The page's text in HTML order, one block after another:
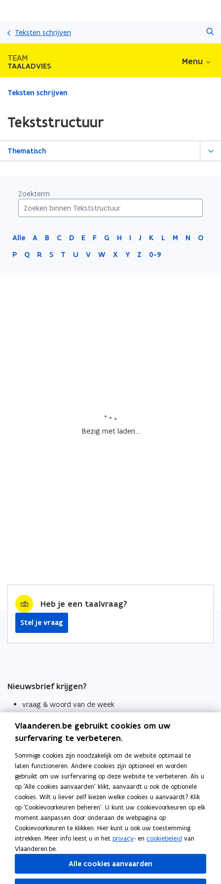
Teksten schrijven
TEAM
TAALADVIES Menu
Gedaan
zich
op:
Tekststructuur
Teksten schrijven
Tekststructuur
Thematisch
Zoekterm
Alle A B C D E F G H I J K L M N
O
P
Q R S T U V W X Y Z 0-9
Bezig met laden...
Heb je een taalvraag?
Stel je vraag
Nieuwsbrief krijgen?
vraag & woord van de week
Schrijf je in
Thema's
Taaladviezen
Spellingregels
Tips voor duidelijke taal
Bekijk ook
Spellingtests
Boek- en webwijzer
Vlaanderen.be gebruikt cookies om uw
surfervaring te verbeteren.
Sommige cookies zijn noodzakelijk om de website optimaal te
laten functioneren. Andere cookies zijn optioneel en worden
gebruikt om uw surfervaring op deze website te verbeteren. Als u
op 'Alle cookies aanvaarden' klikt, aanvaardt u ook de optionele
cookies. Wilt u liever zelf kiezen welke cookies u aanvaardt? Klik
op 'Cookievoorkeuren beheren'. U kunt uw cookievoorkeuren op elk
moment aanpassen door onderaan de webpagina op
Cookievoorkeuren te klikken. Hier kunt u ook uw toestemming
intrekken. Meer info leest u in het privacy- en cookiebeleid van
Vlaanderen.be.
Alle cookies aanvaarden